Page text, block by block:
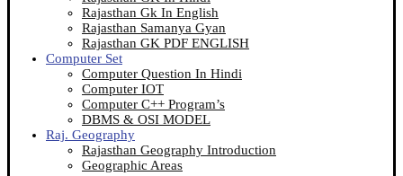
Rajasthan Gk In English
Rajasthan Samanya Gyan
Rajasthan GK PDF ENGLISH
Computer Set
Computer Question In Hindi
Computer IOT
Computer C++ Program’s
DBMS & OSI MODEL
Raj. Geography
Rajasthan Geography Introduction
Geographic Areas